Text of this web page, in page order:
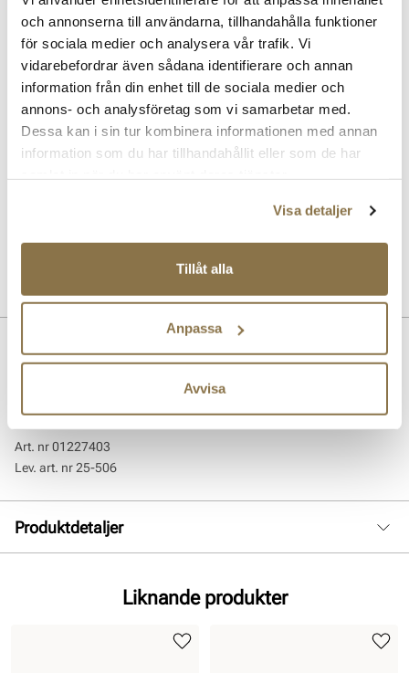
och annonserna till användarna, tillhandahålla funktioner
för sociala medier och analysera vår trafik. Vi
vidarebefordrar även sådana identifierare och annan
information från din enhet till de sociala medier och
annons- och analysföretag som vi samarbetar med.
Dessa kan i sin tur kombinera informationen med annan
information som du har tillhandahållit eller som de har
Visa detaljer
Tillåt alla
Anpassa
Avvisa
SOLITAIRE
Magic Protector impregneringsspray
Pris
169 kr
SOLITAIRE
Sneaker Magic rengöringsset
Pris
229 kr
Pris
99 kr
Sabre snörskor gjorda av högkvalitativt slätt läder. Modellen har en
elastisk gummisula och snören.
Art. nr01227403
Lev. art. nr25-506
Produktdetaljer
Liknande produkter